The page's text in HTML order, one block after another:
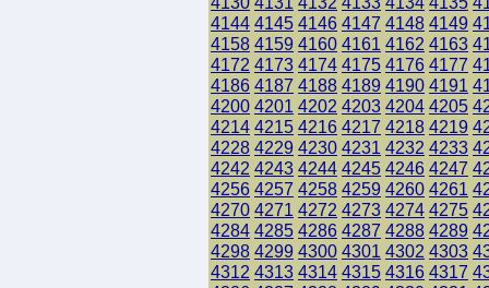
4144 4145 4146 4147 4148 4149
4158 4159 4160 4161 4162 4163
4172 4173 4174 4175 4176 4177
4186 4187 4188 4189 4190 4191
4200 4201 4202 4203 4204 4205
4214 4215 4216 4217 4218 4219
4228 4229 4230 4231 4232 4233
4242 4243 4244 4245 4246 4247
4256 4257 4258 4259 4260 4261
4270 4271 4272 4273 4274 4275
4284 4285 4286 4287 4288 4289
4298 4299 4300 4301 4302 4303
4312 4313 4314 4315 4316 4317